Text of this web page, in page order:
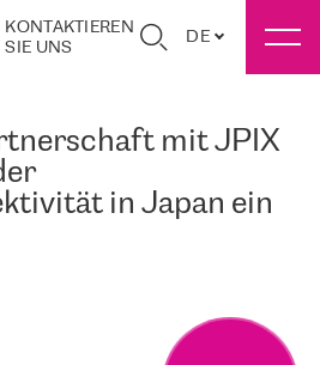
KONTAKTIEREN
SIE UNS
DE
mit JPIX
in Japan ein